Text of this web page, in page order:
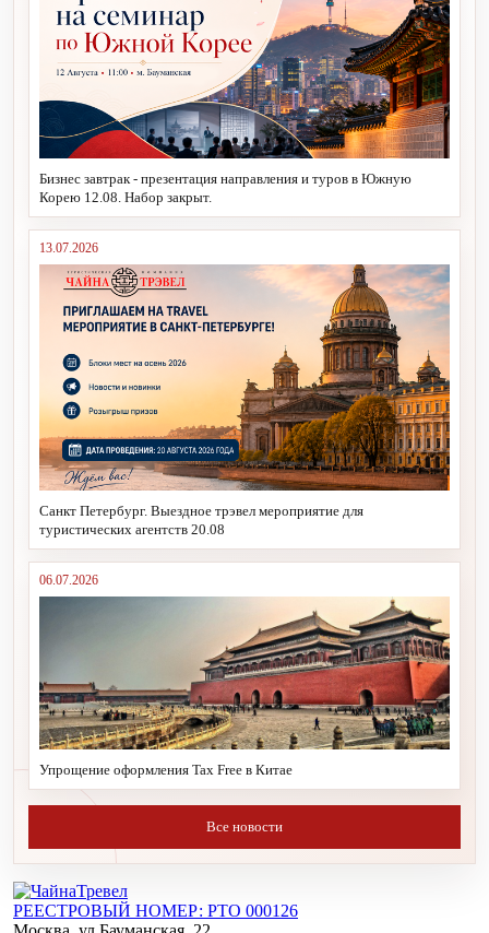
Бизнес завтрак - презентация направления и туров в Южную
Корею 12.08. Набор закрыт.
13.07.2026
Санкт Петербург. Выездное трэвел мероприятие для
туристических агентств 20.08
06.07.2026
Упрощение оформления Tax Free в Китае
Все новости
РЕЕСТРОВЫЙ НОМЕР: РТО 000126